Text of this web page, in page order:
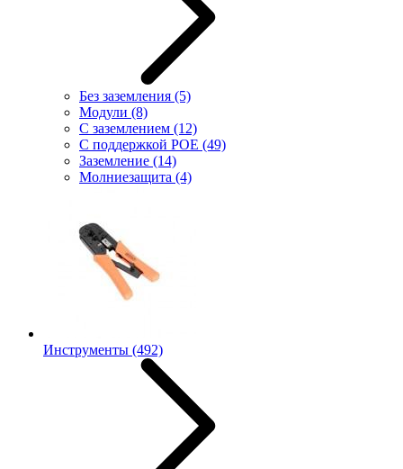
Без заземления (5)
Модули (8)
С заземлением (12)
С поддержкой POE (49)
Заземление (14)
Молниезащита (4)
Инструменты (492)